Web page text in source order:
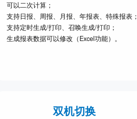
可以二次计算；
支持日报、周报、月报、年报表、特殊报表；
支持定时生成/打印、召唤生成/打印；
生成报表数据可以修改（Excel功能）。
双机切换